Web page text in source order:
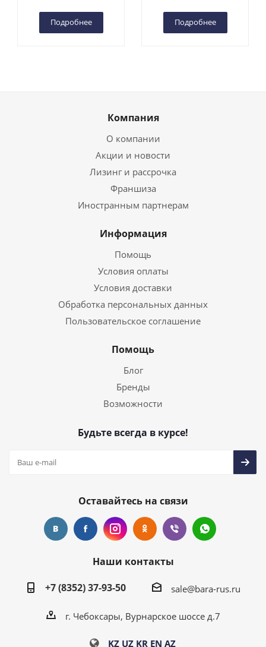
Подробнее Подробнее
Компания
О компании
Акции и новости
Лизинг и рассрочка
Франшиза
Иностранным партнерам
Информация
Помощь
Условия оплаты
Условия доставки
Обработка персональных данных
Пользовательское соглашение
Помощь
Блог
Бренды
Возможности
Будьте всегда в курсе!
Оставайтесь на связи
Наши контакты
+7 (8352) 37-93-50
sale@bara-rus.ru
г. Чебоксары, Вурнарское шоссе д.7
KZ UZ KR EN AZ